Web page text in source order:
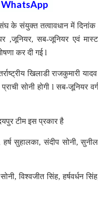
WhatsApp
के संयुक्त तत्वावधान में
,जूनियर, सब-जूनियर एवं
कर दी गई l
खिलाडी राजकुमारी
सोनी होगी l सब-जूनियर
टीम इस प्रकार है
सुहालका, संदीप सोनी,
विश्वजीत सिंह, हर्षवर्धन